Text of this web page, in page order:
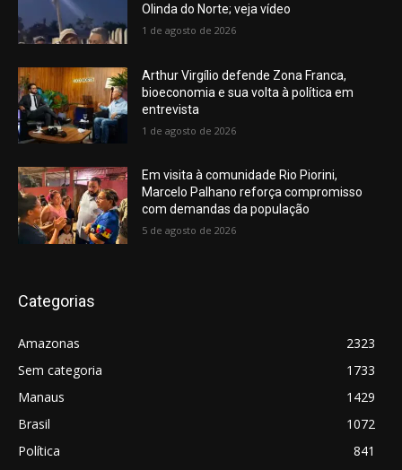
Olinda do Norte; veja vídeo
1 de agosto de 2026
Arthur Virgílio defende Zona Franca,
bioeconomia e sua volta à política em
entrevista
1 de agosto de 2026
Em visita à comunidade Rio Piorini,
Marcelo Palhano reforça compromisso
com demandas da população
5 de agosto de 2026
Categorias
Amazonas
2323
Sem categoria
1733
Manaus
1429
Brasil
1072
Política
841